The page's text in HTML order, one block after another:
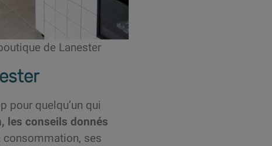
de Lanester
pour quelqu’un qui
les conseils donnés
consommation, ses